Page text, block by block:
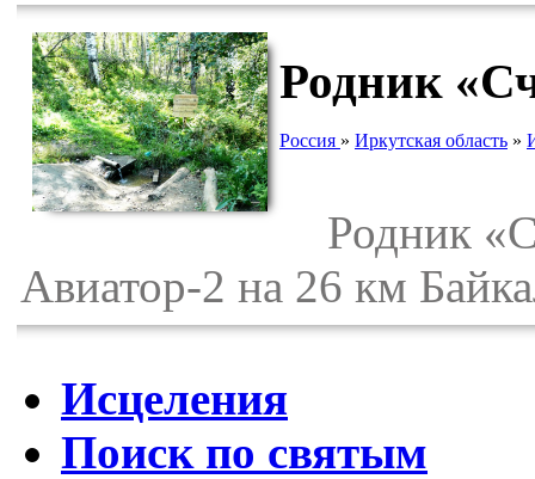
Родник
Россия » Иркутская область»
Родник
Авиатор-2 на 26 км
Исцеления
Поиск по святым